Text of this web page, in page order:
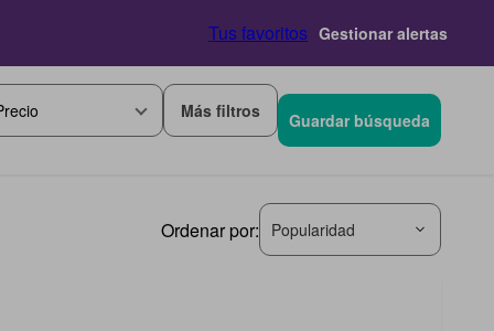
Tus favoritos Gestionar alertas
Más filtros Guardar búsqueda
Ordenar por: Popularidad